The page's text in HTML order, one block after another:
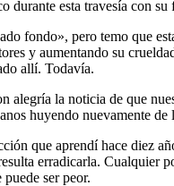
durante esta travesía con su
fondo», pero temo que
y aumentando su
allí. Todavía.
alegría la noticia de que
huyendo nuevamente
que aprendí hace diez
erradicarla. Cualquier
ser peor.